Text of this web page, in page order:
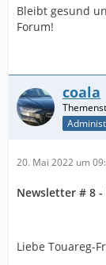
Bleibt gesund
Forum!
coala
20. Mai 2022 um
Newsletter # 8 -
Liebe Touareg-